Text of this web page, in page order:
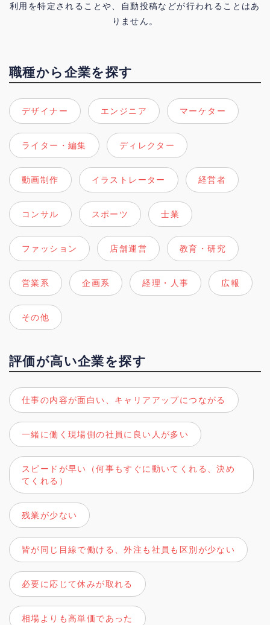
利用を特定されることや、自動投稿などが行われることはあ
りません。
職種から企業を探す
デザイナー エンジニア マーケター
ライター・編集 ディレクター
動画制作 イラストレーター 経営者
コンサル スポーツ 士業
ファッション 店舗運営 教育・研究
営業系 企画系 経理・人事 広報
その他
評価が高い企業を探す
仕事の内容が面白い、キャリアアップにつながる
一緒に働く現場側の社員に良い人が多い
スピードが早い（何事もすぐに動いてくれる、決め
てくれる）
残業が少ない
皆が同じ目線で働ける、外注も社員も区別が少ない
必要に応じて休みが取れる
相場よりも高単価であった